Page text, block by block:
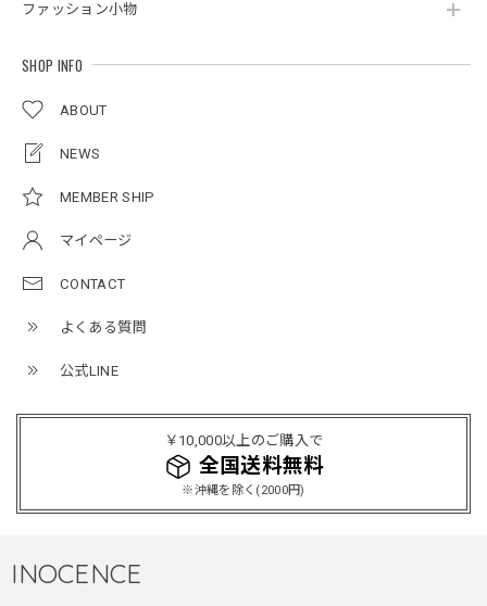
ファッション小物
SHOP INFO
ABOUT
NEWS
MEMBER SHIP
マイページ
CONTACT
よくある質問
公式LINE
￥10,000以上のご購入で
全国送料無料
※沖縄を除く(2000円)
ボタンアクセント ポロシャツ / Button Accent Polo Shirt
2025/12/24
レッドめちゃくちゃカッコイイし可愛いです！こういうのっ
てあまり他のお店で売ってないようなデザインだと思うので
買って良かったです！！ただ写真の通り袖の方が明らかに長
INOCENCE